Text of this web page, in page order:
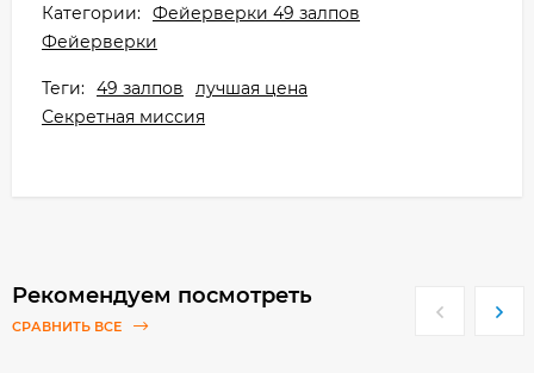
Категории: Фейерверки 49 залпов
Фейерверки
Теги: 49 залпов
лучшая цена
Секретная миссия
Рекомендуем посмотреть
СРАВНИТЬ ВСЕ